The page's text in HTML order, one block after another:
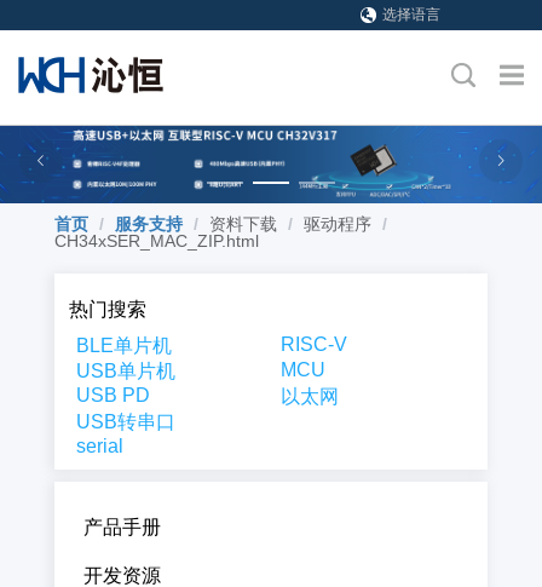
选择语言
首页 / 服务支持 / 资料下载 / 驱动程序 /
CH34xSER_MAC_ZIP.html
热门搜索
BLE单片机
RISC-V
USB单片机
MCU
USB PD
以太网
USB转串口
serial
产品手册
开发资源